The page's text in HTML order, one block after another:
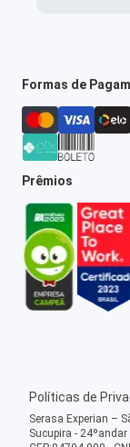
Formas de
Prêmios
Políticas de
Serasa Experian –
Sucupira -